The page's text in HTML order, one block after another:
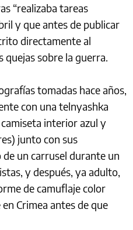
“realizaba tareas
y que antes de publicar
directamente al
quejas sobre la guerra.
tomadas hace años,
con una telnyashka
interior azul y
junto con sus
un carrusel durante un
y después, ya adulto,
de camuflaje color
Crimea antes de que